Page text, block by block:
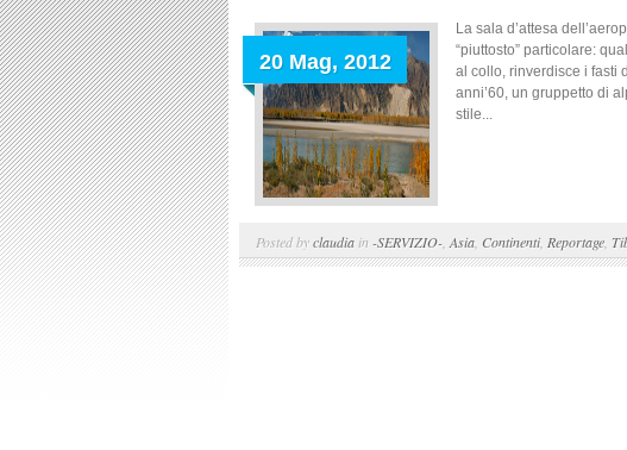
20 Mag, 2012
La sala d’attesa
“piuttosto” particolare:
al collo, rinverdisce i fasti
anni’60, un gruppetto di
stile...
Posted byclaudia in -SERVIZIO- Asia Continenti, Reportage